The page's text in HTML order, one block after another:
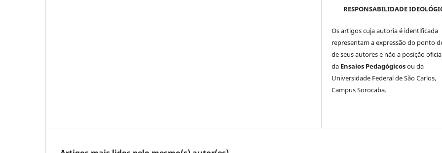
RESPONSABILIDADE
Os artigos cuja autoria é identificada
representam a expressão do ponto
de seus autores e não a posição
da Ensaios Pedagógicosou da
Universidade Federal de São Carlos,
Campus Sorocaba.